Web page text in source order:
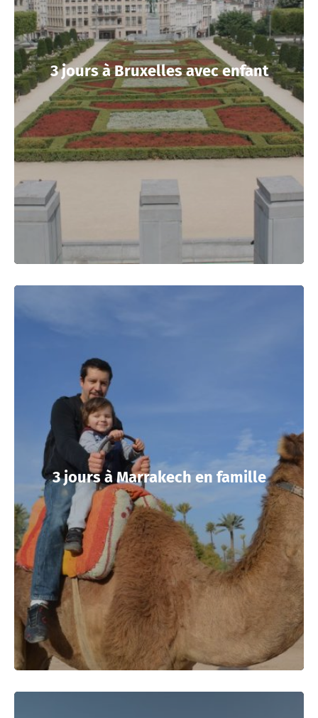
3 jours à Bruxelles avec enfant
3 jours à Marrakech en famille